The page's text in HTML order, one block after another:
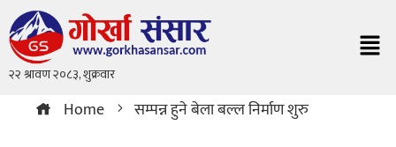
Home सम्पन्न हुने बेला बल्ल निर्माण शुरु